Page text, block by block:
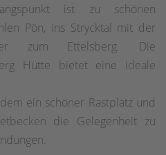
ist zu schönen
Pön, ins Strycktal mit der
zum Ettelsberg. Die
Hütte bietet eine ideale
ein schöner Rastplatz und
die Gelegenheit zu